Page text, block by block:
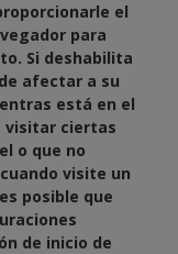
el
para
Si deshabilita
afectar a su
está en el
visitar ciertas
o que no
visite un
posible que
de inicio de